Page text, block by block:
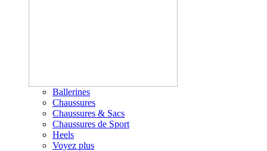
Ballerines
Chaussures
Chaussures & Sacs
Chaussures de Sport
Heels
Voyez plus